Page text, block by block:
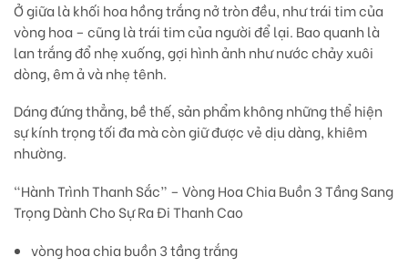
Ở giữa là khối hoa hồng trắng nở tròn đều, như trái tim của
vòng hoa – cũng là trái tim của người để lại. Bao quanh là
lan trắng đổ nhẹ xuống, gợi hình ảnh như nước chảy xuôi
dòng, êm ả và nhẹ tênh.
Dáng đứng thẳng, bề thế, sản phẩm không nhữngthể hiện
sự kính trọng tối đamà còn giữ đượcvẻ dịu dàng, khiêm
nhường.
“Hành Trình Thanh Sắc” – Vòng Hoa Chia Buồn 3 Tầng Sang
Trọng Dành Cho Sự Ra Đi Thanh Cao
vòng hoa chia buồn 3 tầng trắng